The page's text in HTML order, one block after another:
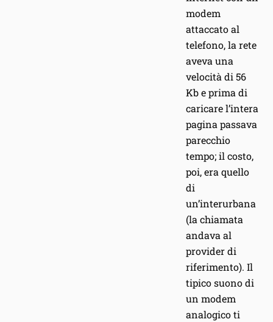
modem
attaccato al
telefono, la rete
aveva una
velocità di 56
Kb e prima di
caricare l’intera
pagina passava
parecchio
tempo; il costo,
poi, era quello
di
un’interurbana
(la chiamata
andava al
provider di
riferimento). Il
tipico suono di
un modem
analogico ti